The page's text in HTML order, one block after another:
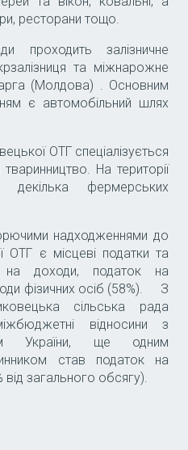
ресторани тощо.
проходить залізничне
та міжнарожне
(Молдова) . Основним
є автомобільний шлях
ОТГ спеціалізується
На території
декілька фермерських
надходженнями до
ОТГ є місцеві податки та
доходи, податок на
фізичних осіб (58%). З
сільська рада
відносини з
України, ще одним
став податок на
від загального обсягу).